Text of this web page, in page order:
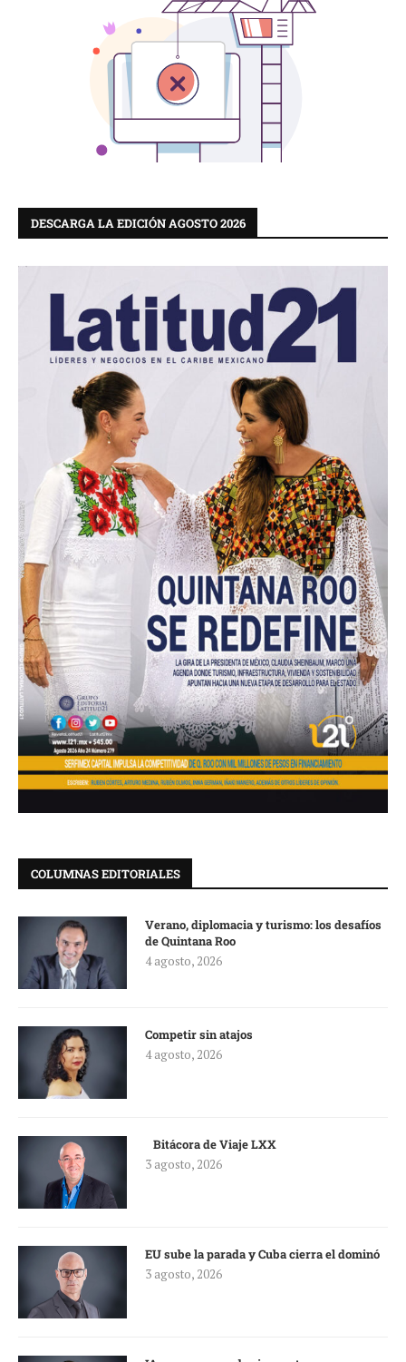
DESCARGA LA EDICIÓN AGOSTO 2026
COLUMNAS EDITORIALES
Verano, diplomacia y turismo: los desafíos
de Quintana Roo
4 agosto, 2026
Competir sin atajos
4 agosto, 2026
Bitácora de Viaje LXX
3 agosto, 2026
EU sube la parada y Cuba cierra el dominó
3 agosto, 2026